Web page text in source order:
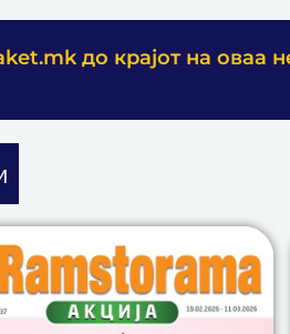
до крајот на оваа